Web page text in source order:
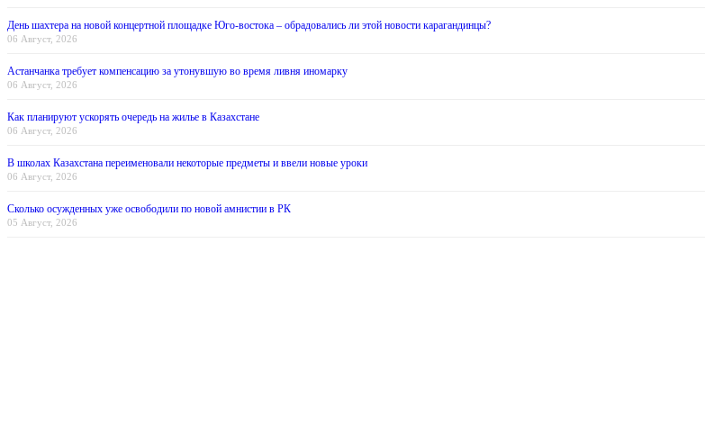
День шахтера на новой концертной площадке Юго-востока – обрадовались ли этой новости карагандинцы?
06 Август, 2026
Астанчанка требует компенсацию за утонувшую во время ливня иномарку
06 Август, 2026
Как планируют ускорять очередь на жилье в Казахстане
06 Август, 2026
В школах Казахстана переименовали некоторые предметы и ввели новые уроки
06 Август, 2026
Сколько осужденных уже освободили по новой амнистии в РК
05 Август, 2026